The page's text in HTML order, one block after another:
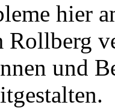
hier
Rollberg
und